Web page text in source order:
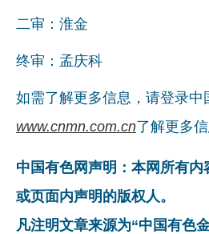
二审：淮金
终审：孟庆科
如需了解更多信息，请登录中
www.cnmn.com.cn了解更多信
中国有色网声明：本网所有
或页面内声明的版权人。
凡注明文章来源为“中国有色